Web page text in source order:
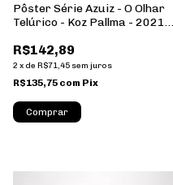
Pôster Série Azuiz - O Olhar
Telúrico - Koz Pallma - 2021 -
Moldura
R$142,89
2 x de R$71,45 sem juros
R$135,75 com Pix
Comprar